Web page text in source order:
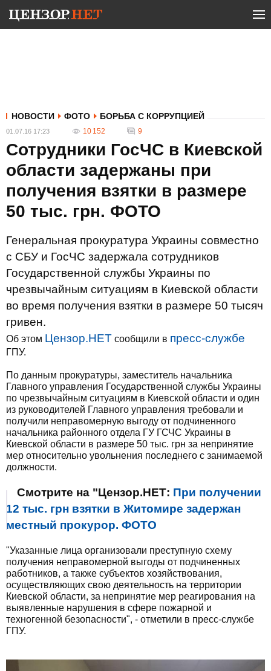
НОВОСТИ ФОТО БОРЬБА С КОРРУПЦИЕЙ
01.07.16 17:23 10 152 9
Сотрудники ГосЧС в Киевской
области задержаны при
получения взятки в размере
50 тыс. грн. ФОТО
Генеральная прокуратура Украины совместно
с СБУ и ГосЧС задержала сотрудников
Государственной службы Украины по
чрезвычайным ситуациям в Киевской области
во время получения взятки в размере 50 тысяч
гривен.
Об этом Цензор.НЕТ сообщили в пресс-службе
ГПУ.
По данным прокуратуры, заместитель начальника
Главного управления Государственной службы Украины
по чрезвычайным ситуациям в Киевской области и один
из руководителей Главного управления требовали и
получили неправомерную выгоду от подчиненного
начальника районного отдела ГУ ГСЧС Украины в
Киевской области в размере 50 тыс. грн за непринятие
мер относительно увольнения последнего с занимаемой
должности.
Смотрите на "Цензор.НЕТ: При получении
12 тыс. грн взятки в Житомире задержан
местный прокурор. ФОТО
"Указанные лица организовали преступную схему
получения неправомерной выгоды от подчиненных
работников, а также субъектов хозяйствования,
осуществляющих свою деятельность на территории
Киевской области, за непринятие мер реагирования на
выявленные нарушения в сфере пожарной и
техногенной безопасности", - отметили в пресс-службе
ГПУ.